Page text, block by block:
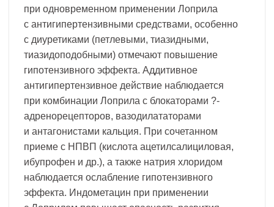
при одновременном применении Лоприла
с антигипертензивными средствами, особенно
с диуретиками (петлевыми, тиазидными,
тиазидоподобными) отмечают повышение
гипотензивного эффекта. Аддитивное
антигипертензивное действие наблюдается
при комбинации Лоприла с блокаторами ?-
адренорецепторов, вазодилататорами
и антагонистами кальция. При сочетанном
приеме с НПВП (кислота ацетилсалициловая,
ибупрофен и др.), а также натрия хлоридом
наблюдается ослабление гипотензивного
эффекта. Индометацин при применении